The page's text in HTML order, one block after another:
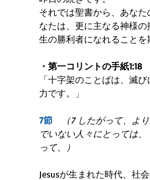
それでは聖書から、あな
なたは、更に主なる神様
生の勝利者になれることを
・第一コリントの手紙1:18
「十字架のことばは、滅
力です。」
7節
（7 したがって、よ
でいない人々にとっては
って、）
Jesusが生まれた時代、社